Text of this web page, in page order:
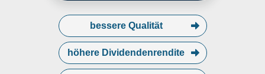
original equipment manufacturers,
tier-one suppliers and parts, and
aftermarket distributors in
passenger vehicle, heavy-duty
truck and bus, o
bessere Qualität
höhere Dividendenrendite